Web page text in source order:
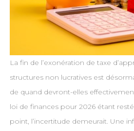
La fin de l’exonération de taxe
structures non lucratives est
de quand devront-elles
loi de finances pour 2026 étant
point, l’incertitude demeurait. Une